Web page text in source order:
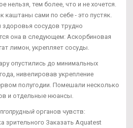
нельзя, тем более, что и не хочется.
каштаны сами по себе - это пустяк.
здоровья сосудов трудно
она в следующем: Аскорбиновая
лимон, укрепляет сосуды.
опустились до минимальных
нивелировав укрепление
полугодии. Помешали несколько
и отдельные нюансы.
органов чувств:
зрительного Заказать Aquatest